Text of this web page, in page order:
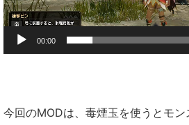
00:00
今回のMODは、毒煙玉を使うとモ